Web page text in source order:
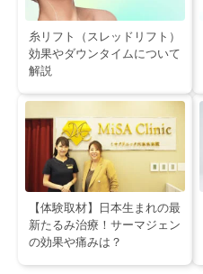
糸リフト（スレッドリフト）
効果やダウンタイムについて
解説
【体験取材】日本生まれの最
新たるみ治療！サーマジェン
の効果や痛みは？